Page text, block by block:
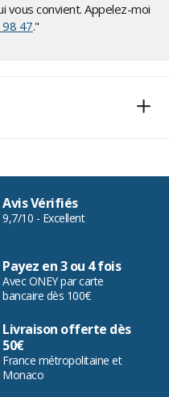
vous convient. Appelez-moi
47."
Avis Vérifiés
9,7/10 - Excellent
Payez en 3 ou 4 fois
Avec ONEY par carte
bancaire dès 100€
Livraison offerte dès
50€
France métropolitaine et
Monaco